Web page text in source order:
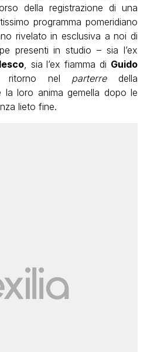
della registrazione di una
programma pomeridiano
rivelato in esclusiva a noi di
presenti in studio – sia l’ex
, sia l’ex fiamma di Guido
ritorno nel parterredella
la loro anima gemella dopo le
lieto fine.